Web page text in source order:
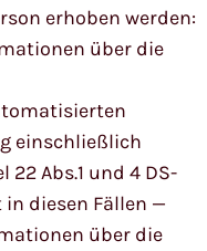
erhoben werden:
über die
einschließlich
Abs.1 und 4 DS-
diesen Fällen —
über die